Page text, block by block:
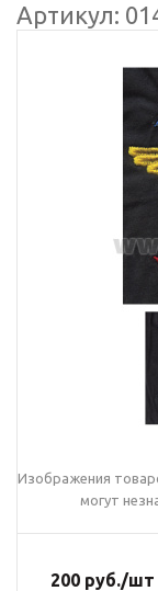
Артикул:
Изображения
могут
200 руб./шт